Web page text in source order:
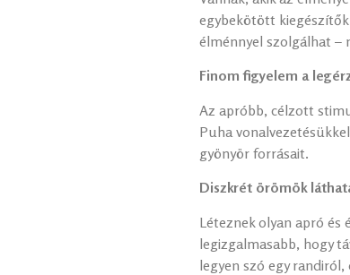
egybekötött
élménnyel szolgálhat –
Finom figyelem a
Az apróbb, célzott
Puha
gyönyör forrásait.
Diszkrét örömök
Léteznek olyan apró és
legizgalmasabb, hogy
legyen szó egy